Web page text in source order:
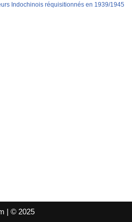
Indochinois réquisitionnés en 1939/1945
| © 2025